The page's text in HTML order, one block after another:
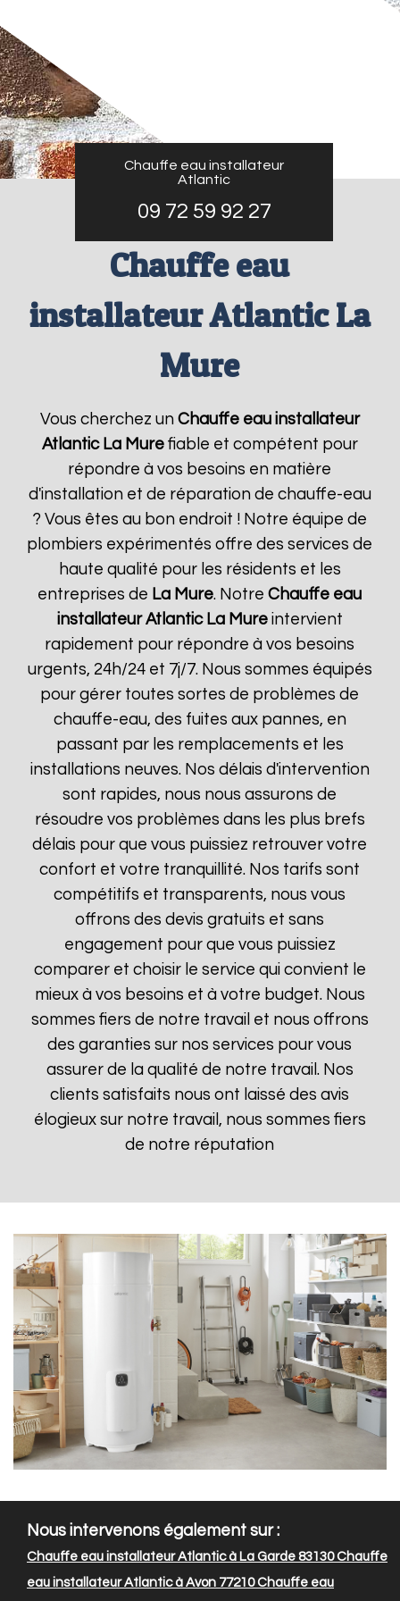
Chauffe eau installateur
Atlantic
09 72 59 92 27
Chauffe eau
installateur Atlantic La
Mure
Vous cherchez un Chauffe eau installateur
Atlantic La Murefiable et compétent pour
répondre à vos besoins en matière
d'installation et de réparation de chauffe-eau
? Vous êtes au bon endroit ! Notre équipe de
plombiers expérimentés offre des services de
haute qualité pour les résidents et les
entreprises de La Mure. NotreChauffe eau
installateur Atlantic La Mureintervient
rapidement pour répondre à vos besoins
urgents, 24h/24 et 7j/7. Nous sommes équipés
pour gérer toutes sortes de problèmes de
chauffe-eau, des fuites aux pannes, en
passant par les remplacements et les
installations neuves. Nos délais d'intervention
sont rapides, nous nous assurons de
résoudre vos problèmes dans les plus brefs
délais pour que vous puissiez retrouver votre
confort et votre tranquillité. Nos tarifs sont
compétitifs et transparents, nous vous
offrons des devis gratuits et sans
engagement pour que vous puissiez
comparer et choisir le service qui convient le
mieux à vos besoins et à votre budget. Nous
sommes fiers de notre travail et nous offrons
des garanties sur nos services pour vous
assurer de la qualité de notre travail. Nos
clients satisfaits nous ont laissé des avis
élogieux sur notre travail, nous sommes fiers
de notre réputation
Nous intervenons également sur :
Chauffe eau installateur Atlantic à La Garde 83130Chauffe
eau installateur Atlantic à Avon 77210Chauffe eau